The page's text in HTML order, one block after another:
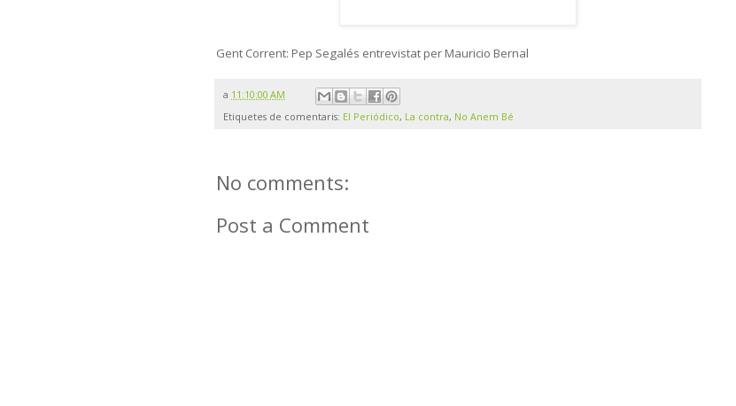
Gent Corrent: Pep Segalés entrevistat per Mauricio Bernal
a 11:10:00 AM
Etiquetes de comentaris: El Periódico, La contra, No Anem Bé
No comments:
Post a Comment